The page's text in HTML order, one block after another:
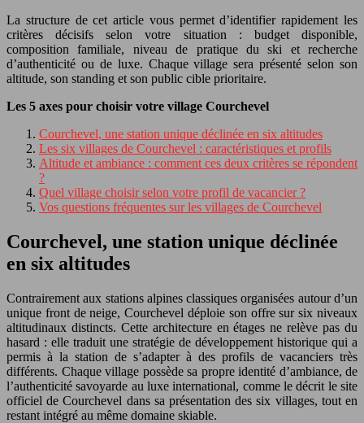
La structure de cet article vous permet d’identifier rapidement les
critères décisifs selon votre situation : budget disponible,
composition familiale, niveau de pratique du ski et recherche
d’authenticité ou de luxe. Chaque village sera présenté selon son
altitude, son standing et son public cible prioritaire.
Les 5 axes pour choisir votre village Courchevel
Courchevel, une station unique déclinée en six altitudes
Les six villages de Courchevel : caractéristiques et profils
Altitude et ambiance : comment ces deux critères se répondent
?
Quel village choisir selon votre profil de vacancier ?
Vos questions fréquentes sur les villages de Courchevel
Courchevel, une station unique déclinée
en six altitudes
Contrairement aux stations alpines classiques organisées autour d’un
unique front de neige, Courchevel déploie son offre sur six niveaux
altitudinaux distincts. Cette architecture en étages ne relève pas du
hasard : elle traduit une stratégie de développement historique qui a
permis à la station de s’adapter à des profils de vacanciers très
différents. Chaque village possède sa propre identité d’ambiance, de
l’authenticité savoyarde au luxe international, comme le décrit le site
officiel de Courchevel dans sa présentation des six villages, tout en
restant intégré au même domaine skiable.